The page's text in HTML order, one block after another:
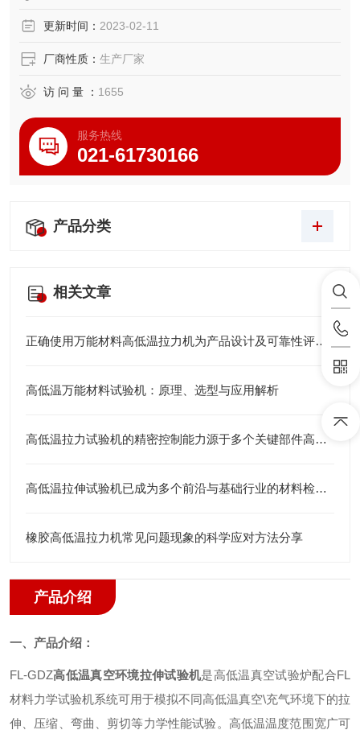
更新时间： 2023-02-11
厂商性质： 生产厂家
访 问 量 ： 1655
服务热线
021-61730166
产品分类
相关文章
正确使用万能材料高低温拉力机为产品设计及可靠性评估提供关键数据
高低温万能材料试验机：原理、选型与应用解析
高低温拉力试验机的精密控制能力源于多个关键部件高度集成
高低温拉伸试验机已成为多个前沿与基础行业的材料检测仪器
橡胶高低温拉力机常见问题现象的科学应对方法分享
产品介绍
一、产品介绍：
FL-GDZ高低温真空环境拉伸试验机是高低温真空试验炉配合FL
材料力学试验机系统可用于模拟不同高低温真空\充气环境下的拉
伸、压缩、弯曲、剪切等力学性能试验。高低温温度范围宽广可